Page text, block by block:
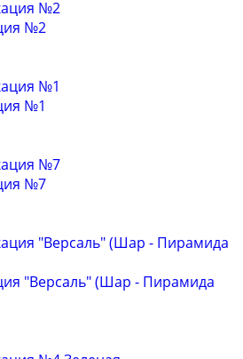
№2
№1
№7
"Версаль" (Шар - Пирамида